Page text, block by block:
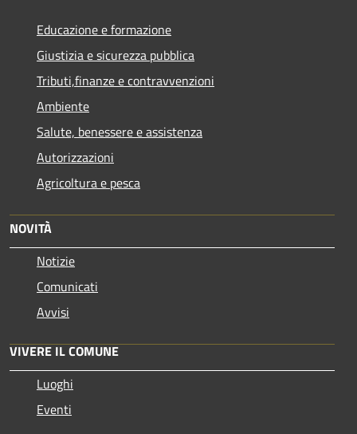
Educazione e formazione
Giustizia e sicurezza pubblica
Tributi,finanze e contravvenzioni
Ambiente
Salute, benessere e assistenza
Autorizzazioni
Agricoltura e pesca
NOVITÀ
Notizie
Comunicati
Avvisi
VIVERE IL COMUNE
Luoghi
Eventi